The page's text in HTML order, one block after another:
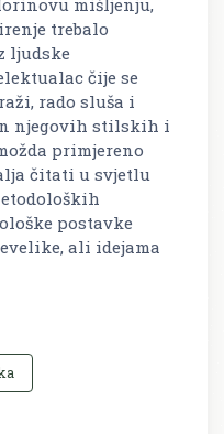
trebalo
ljudske
čije se
rado sluša i
njegovih stilskih i
primjereno
čitati u svjetlu
postavke
ali idejama